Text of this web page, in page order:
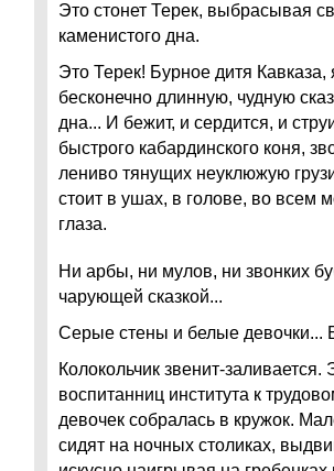
Это стонет Терек, выбрасывая
каменистого дна.
Это Терек! Бурное дитя
бесконечно длинную, чудную
дна... И бежит, и сердится, и
быстрого кабардинского коня,
лениво тянущих неуклюжую
стоит в ушах, в голове, во всем
глаза.
Ни арбы, ни мулов, ни звонких
чарующей сказкой...
Серые стены и белые девочки...
Колокольчик звенит-
воспитанниц института к
девочек собралась в кружок.
сидят на ночных столиках,